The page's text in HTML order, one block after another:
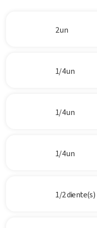
2 un
1/4 un
1/4 un
1/4 un
1/2 diente(s)